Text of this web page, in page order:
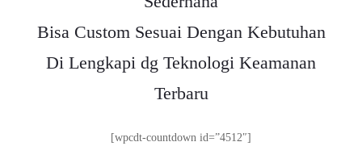
Bisa Custom Sesuai Dengan Kebutuhan
Di Lengkapi dg Teknologi Keamanan
Terbaru
[wpcdt-countdown id=”4512″]